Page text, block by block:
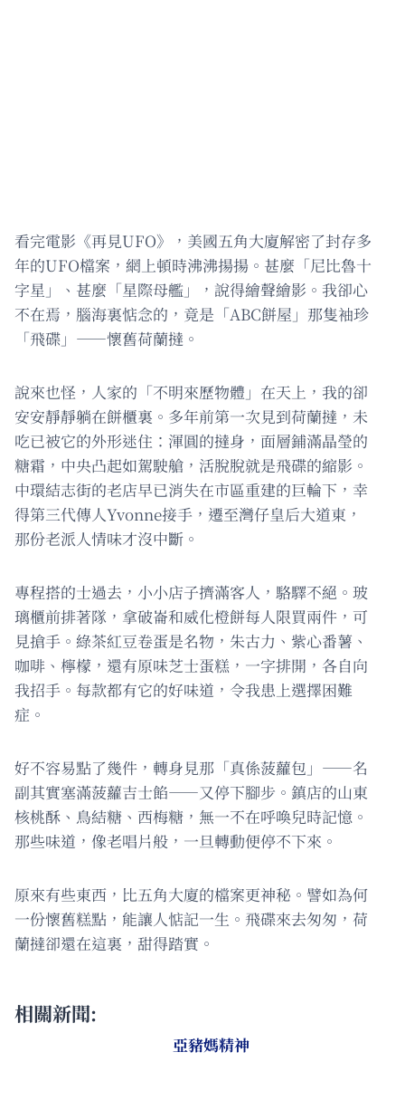
看完電影《再見UFO》，美國五角大廈解密了封存多
年的UFO檔案，網上頓時沸沸揚揚。甚麼「尼比魯十
字星」、甚麼「星際母艦」，說得繪聲繪影。我卻心
不在焉，腦海裏惦念的，竟是「ABC餅屋」那隻袖珍
「飛碟」——懷舊荷蘭撻。
說來也怪，人家的「不明來歷物體」在天上，我的卻
安安靜靜躺在餅櫃裏。多年前第一次見到荷蘭撻，未
吃已被它的外形迷住：渾圓的撻身，面層鋪滿晶瑩的
糖霜，中央凸起如駕駛艙，活脫脫就是飛碟的縮影。
中環結志街的老店早已消失在市區重建的巨輪下，幸
得第三代傳人Yvonne接手，遷至灣仔皇后大道東，
那份老派人情味才沒中斷。
專程搭的士過去，小小店子擠滿客人，駱驛不絕。玻
璃櫃前排著隊，拿破崙和威化橙餅每人限買兩件，可
見搶手。綠茶紅豆卷蛋是名物，朱古力、紫心番薯、
咖啡、檸檬，還有原味芝士蛋糕，一字排開，各自向
我招手。每款都有它的好味道，令我患上選擇困難
症。
好不容易點了幾件，轉身見那「真係菠蘿包」——名
副其實塞滿菠蘿吉士餡——又停下腳步。鎮店的山東
核桃酥、鳥結糖、西梅糖，無一不在呼喚兒時記憶。
那些味道，像老唱片般，一旦轉動便停不下來。
原來有些東西，比五角大廈的檔案更神秘。譬如為何
一份懷舊糕點，能讓人惦記一生。飛碟來去匆匆，荷
蘭撻卻還在這裏，甜得踏實。
相關新聞:
亞豬媽精神